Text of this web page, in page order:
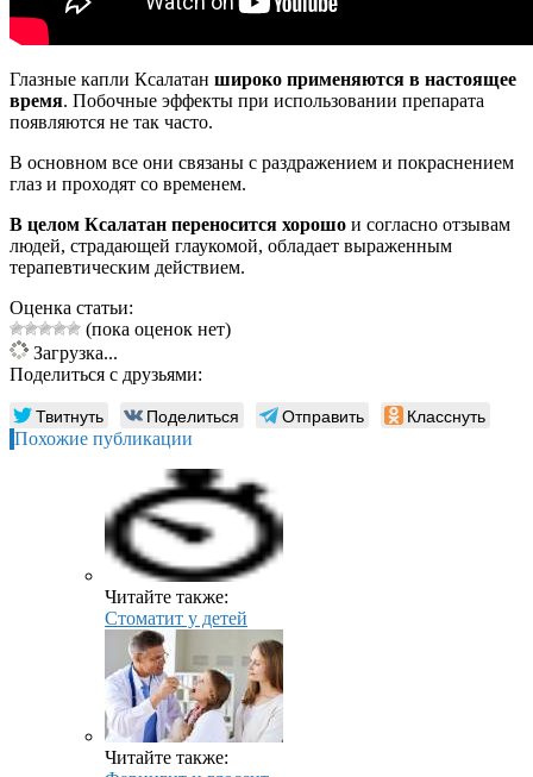
Глазные капли Ксалатан широко применяются в настоящее
время. Побочные эффекты при использовании препарата
появляются не так часто.
В основном все они связаны с раздражением и покраснением
глаз и проходят со временем.
В целом Ксалатан переносится хорошо и согласно отзывам
людей, страдающей глаукомой, обладает выраженным
терапевтическим действием.
Оценка статьи:
(пока оценок нет)
Загрузка...
Поделиться с друзьями:
Твитнуть Поделиться Отправить Класснуть
Похожие публикации
Читайте также:
Стоматит у детей
Читайте также: